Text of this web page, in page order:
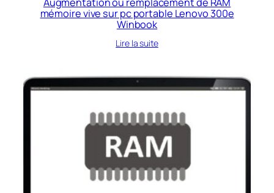
mémoire vive sur pc portable Lenovo 300e
Winbook
Lire la suite